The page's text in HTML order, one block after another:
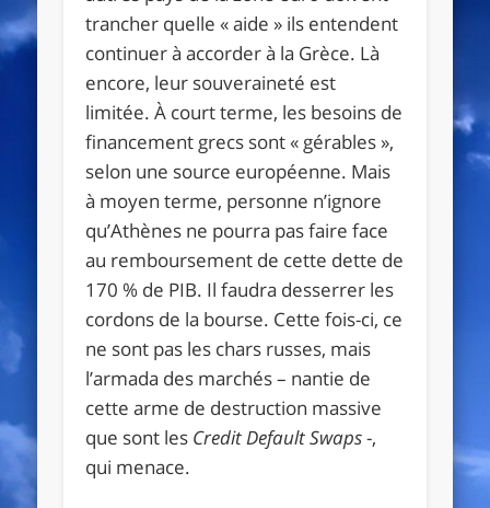
trancher quelle « aide » ils entendent
continuer à accorder à la Grèce. Là
encore, leur souveraineté est
limitée. À court terme, les besoins de
financement grecs sont « gérables »,
selon une source européenne. Mais
à moyen terme, personne n’ignore
qu’Athènes ne pourra pas faire face
au remboursement de cette dette de
170 % de PIB. Il faudra desserrer les
cordons de la bourse. Cette fois-ci, ce
ne sont pas les chars russes, mais
l’armada des marchés – nantie de
cette arme de destruction massive
que sont les Credit Default Swaps-,
qui menace.